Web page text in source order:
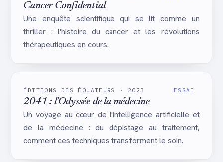
Cancer Confidential
Une enquête scientifique qui se lit comme un
thriller : l'histoire du cancer et les révolutions
thérapeutiques en cours.
ÉDITIONS DES ÉQUATEURS · 2023 ESSAI
2041 : l'Odyssée de la médecine
Un voyage au cœur de l'intelligence artificielle et
de la médecine : du dépistage au traitement,
comment ces techniques transforment le soin.